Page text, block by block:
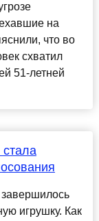
на
что во
схватил
51-летней
игрушку. Как